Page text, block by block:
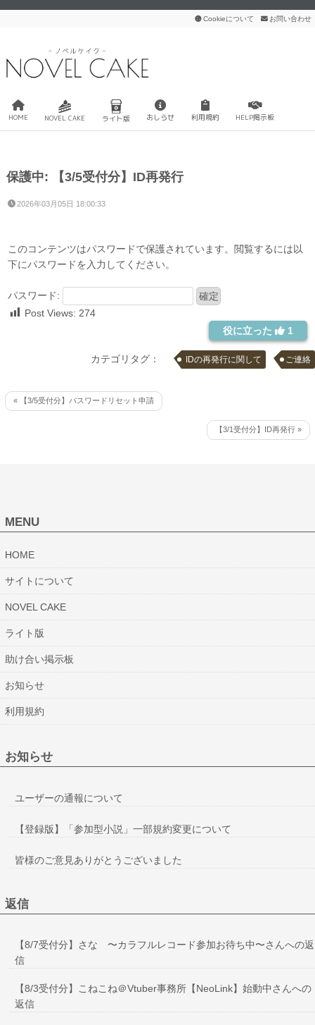
Cookieについて お問い合わせ
HOME NOVEL CAKE ライト版 おしらせ 利用規約 HELP掲示板
保護中: 【3/5受付分】ID再発行
2026年03月05日 18:00:33
このコンテンツはパスワードで保護されています。閲覧するには以
下にパスワードを入力してください。
パスワード:
Post Views: 274
役に立った
1
カテゴリタグ： IDの再発行に関して ご連絡
« 【3/5受付分】パスワードリセット申請
【3/1受付分】ID再発行 »
MENU
HOME
サイトについて
NOVEL CAKE
ライト版
助け合い掲示板
お知らせ
利用規約
お知らせ
ユーザーの通報について
【登録版】「参加型小説」一部規約変更について
皆様のご意見ありがとうございました
返信
【8/7受付分】さな 〜カラフルレコード参加お待ち中〜さんへの返
信
【8/3受付分】こねこね＠Vtuber事務所【NeoLink】始動中さんへの
返信